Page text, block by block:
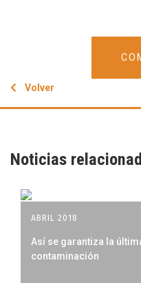
Volver
Noticias
ABRIL 2018
Así se garantiza la
contaminación